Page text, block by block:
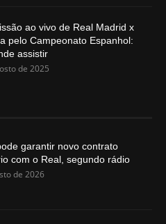
ao vivo de Real Madrid x
pelo Campeonato Espanhol:
assistir
de 2025
garantir novo contrato
com o Real, segundo rádio
de 2026